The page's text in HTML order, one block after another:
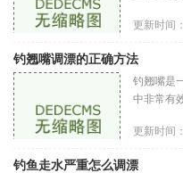
何调漂的
更新时间
钓翘嘴调漂的正确方法
钓翘嘴是
中非常有
调漂的正
更新时间
钓鱼走水严重怎么调漂